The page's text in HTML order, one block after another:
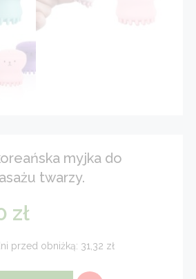
myjka do
twarzy.
zł
przed obniżką: 31,32 zł